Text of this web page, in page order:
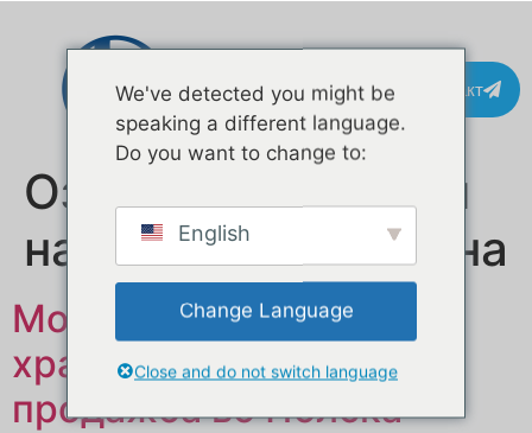
Контакт
Ознака:добавувач
на камиони за храна
Мобилна приколка за
храна по нарачка на
продажба во Полска
We've detected you might be
speaking a different language.
Do you want to change to:
English
Change Language
Close and do not switch language